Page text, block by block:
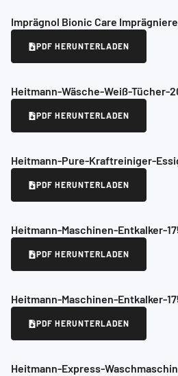
Imprägnol Bionic Care
PDF HERUNTERLADEN
Heitmann-Wäsche-Weiß-Tücher-
PDF HERUNTERLADEN
Heitmann-Pure-Kraftreiniger-
PDF HERUNTERLADEN
Heitmann-Maschinen-Entkalker-
PDF HERUNTERLADEN
Heitmann-Maschinen-Entkalker-
PDF HERUNTERLADEN
Heitmann-Express-